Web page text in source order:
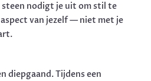
steen nodigt je uit om stil te
van jezelf — niet met je
diepgaand. Tijdens een